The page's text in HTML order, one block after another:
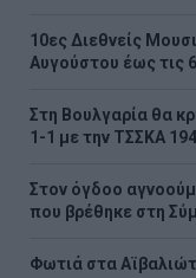
10ες Διεθνείς
Αυγούστου έως τις
Στη Βουλγαρία θα
1-1 με την ΤΣΣΚΑ
Στον όγδοο
που βρέθηκε στη
Φωτιά στα